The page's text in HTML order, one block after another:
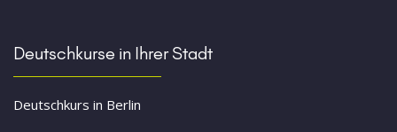
Deutschkurse in Ihrer Stadt
Deutschkurs in Berlin